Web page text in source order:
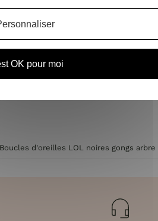
Toutefois, parven...
L'ARTICLE
Boucles d'oreilles LOL noires gongs
OK pour moi